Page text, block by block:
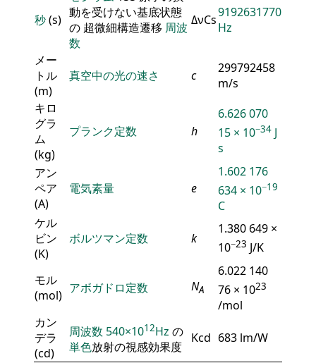
秒(s) 動を受けない基底状態
の 超微細構造遷移 周波
数
ΔνCs9192631770
Hz
メー
トル
(m)
真空中の光の速さ c
299792458
m/s
キロ
グラ
ム
(kg)
プランク定数 h
6.626 070
15 × 10−34 J
s
アン
ペア
(A)
電気素量 e
1.602 176
634 × 10−19
C
ケル
ビン
(K)
ボルツマン定数 k
1.380 649 ×
10−23 J/K
モル
(mol) アボガドロ定数 NA
6.022 140
76 × 1023
/mol
カン
デラ
(cd)
周波数 540×1012Hz の
単色放射の視感効果度
Kcd 683 lm/W